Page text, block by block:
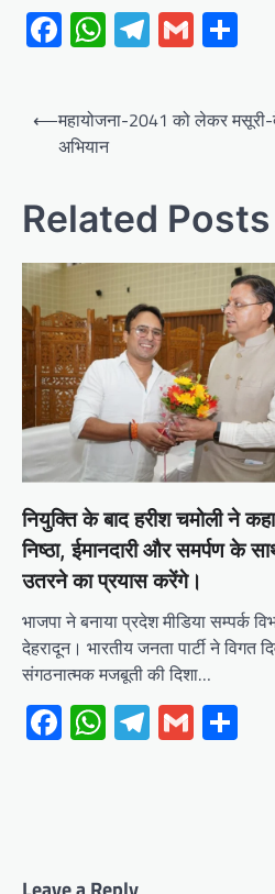
Facebook
WhatsApp
Telegram
Gmail
Post
navigation
⟵महायोजना-2041 को लेकर
अभियान
Related Posts
नियुक्ति के बाद हरीश चमोली ने
निष्ठा, ईमानदारी और समर्पण के
उतरने का प्रयास करेंगे।
भाजपा ने बनाया प्रदेश मीडिया सम्पर्क
देहरादून। भारतीय जनता पार्टी ने विगत
संगठनात्मक मजबूती की दिशा…
Facebook
WhatsApp
Telegram
Gmail